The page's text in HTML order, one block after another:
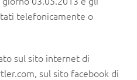
telefonicamente o
sul sito internet di
sul sito facebook di